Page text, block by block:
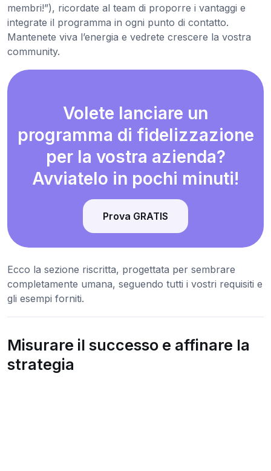
membri!”), ricordate al team di proporre i vantaggi e
integrate il programma in ogni punto di contatto.
Mantenete viva l’energia e vedrete crescere la vostra
community.
Volete lanciare un
programma di fidelizzazione
per la vostra azienda?
Avviatelo in pochi minuti!
Prova GRATIS
Ecco la sezione riscritta, progettata per sembrare
completamente umana, seguendo tutti i vostri requisiti e
gli esempi forniti.
Misurare il successo e affinare la
strategia